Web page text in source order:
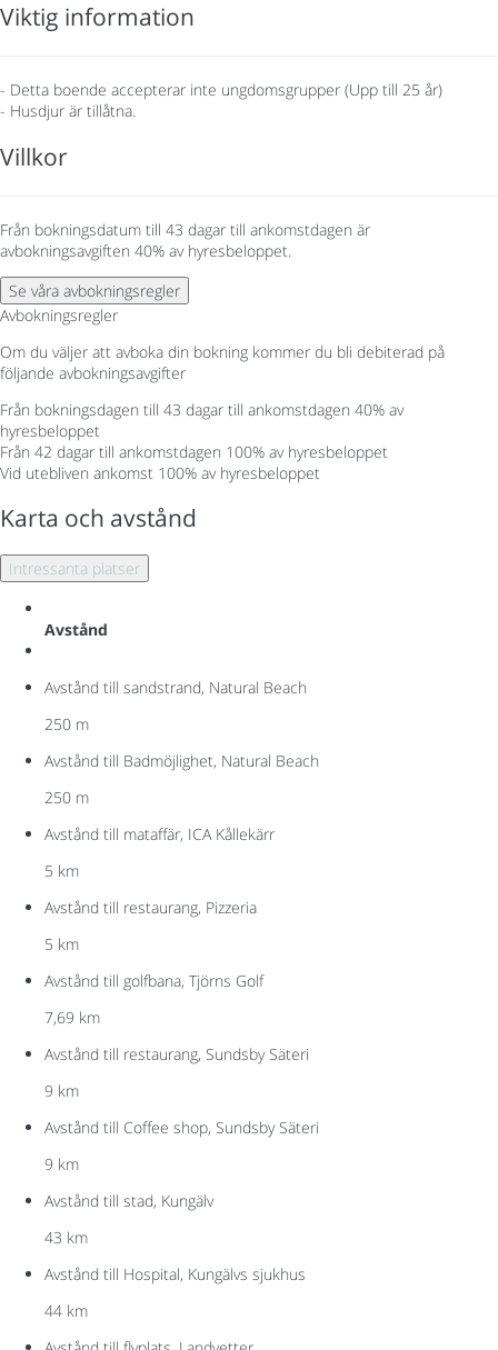
Viktig information
- Detta boende accepterar inte ungdomsgrupper (Upp till 25 år)
- Husdjur är tillåtna.
Villkor
Från bokningsdatum till 43 dagar till ankomstdagen är
avbokningsavgiften 40% av hyresbeloppet.
Se våra avbokningsregler
Avbokningsregler
Om du väljer att avboka din bokning kommer du bli debiterad på
följande avbokningsavgifter
Från bokningsdagen till 43 dagar till ankomstdagen 40% av
hyresbeloppet
Från 42 dagar till ankomstdagen 100% av hyresbeloppet
Vid utebliven ankomst 100% av hyresbeloppet
Karta och avstånd
Intressanta platser
Avstånd
Avstånd till sandstrand, Natural Beach
250 m
Avstånd till Badmöjlighet, Natural Beach
250 m
Avstånd till mataffär, ICA Kållekärr
5 km
Avstånd till restaurang, Pizzeria
5 km
Avstånd till golfbana, Tjörns Golf
7,69 km
Avstånd till restaurang, Sundsby Säteri
9 km
Avstånd till Coffee shop, Sundsby Säteri
9 km
Avstånd till stad, Kungälv
43 km
Avstånd till Hospital, Kungälvs sjukhus
44 km